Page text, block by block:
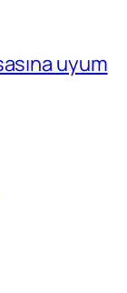
uyum